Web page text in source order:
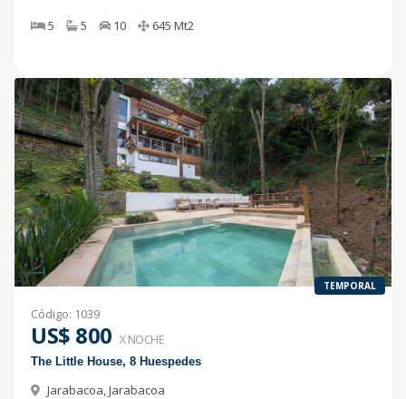
5 5 10 645 Mt2
TEMPORAL
Código: 1039
US$ 800 X NOCHE
The Little House, 8 Huespedes
Jarabacoa,Jarabacoa